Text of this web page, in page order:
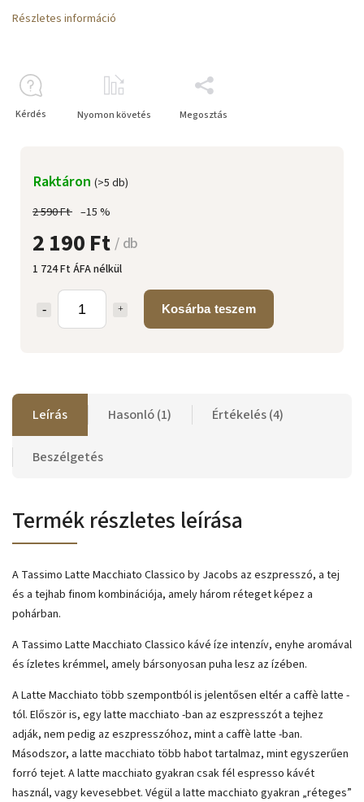
2 590 Ft –15 %
2 190 Ft/ db
1 724 Ft ÁFA nélkül
Kosárba teszem
Raktáron (>5 db)
Részletes információ
Kérdés Nyomon követés Megosztás
Leírás Hasonló (1) Értékelés (4)
Beszélgetés
Termék részletes leírása
A Tassimo Latte Macchiato Classico by Jacobs az eszpresszó, a tej
és a tejhab finom kombinációja, amely három réteget képez a
pohárban.
A Tassimo Latte Macchiato Classico kávé íze intenzív, enyhe aromával
és ízletes krémmel, amely bársonyosan puha lesz az ízében.
A Latte Macchiato több szempontból is jelentősen eltér a caffè latte -
tól. Először is, egy latte macchiato -ban az eszpresszót a tejhez
adják, nem pedig az eszpresszóhoz, mint a caffè latte -ban.
Másodszor, a latte macchiato több habot tartalmaz, mint egyszerűen
forró tejet. A latte macchiato gyakran csak fél espresso kávét
használ, vagy kevesebbet. Végül a latte macchiato gyakran „réteges”